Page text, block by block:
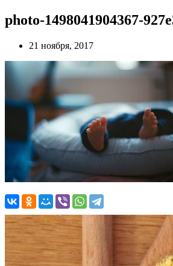
photo-1498041904367-
21 ноября, 2017